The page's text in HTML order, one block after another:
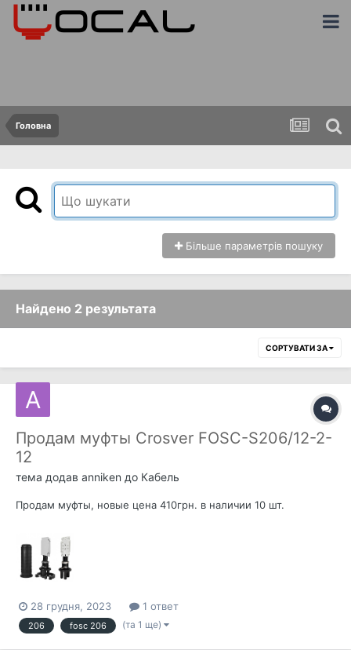
Головна
Більше параметрів пошуку
Найдено 2 результата
СОРТУВАТИ ЗА
Продам муфты Crosver FOSC-S206/12-2-
12
тема додав anniken до Кабель
Продам муфты, новые цена 410грн. в наличии 10 шт.
28 грудня, 2023 1 ответ
206 fosc 206 (та 1 ще)